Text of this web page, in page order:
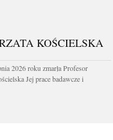
KOŚCIELSKA
2026 roku zmarła Profesor
Jej prace badawcze i